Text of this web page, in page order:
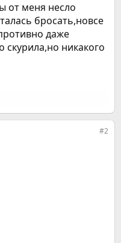
от меня несло
бросать,новсе
даже
скурила,но никакого
#2